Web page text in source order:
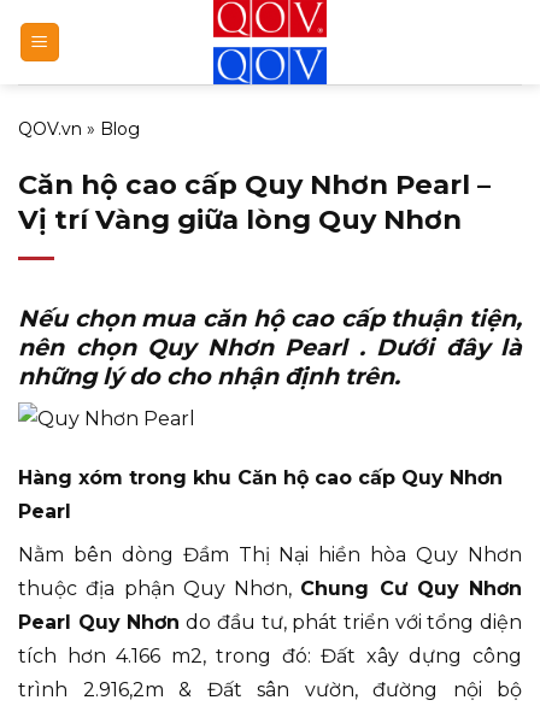
qua
nội
dung
QOV.vn » Blog
Căn hộ cao cấp Quy Nhơn Pearl –
Vị trí Vàng giữa lòng Quy Nhơn
Nếu chọn mua căn hộ cao cấp thuận tiện,
nên chọn Quy Nhơn Pearl. Dưới đây là
những lý do cho nhận định trên.
Hàng xóm trong khu Căn hộ cao cấp Quy Nhơn
Pearl
Nằm bên dòng Đầm Thị Nại hiền hòa Quy Nhơn
thuộc địa phận Quy Nhơn, Chung Cư Quy Nhơn
Pearl Quy Nhơn do đầu tư, phát triển với tổng diện
tích hơn 4.166 m2, trong đó: Đất xây dựng công
trình 2.916,2m & Đất sân vườn, đường nội bộ